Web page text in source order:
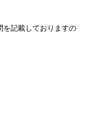
を記載しておりますの